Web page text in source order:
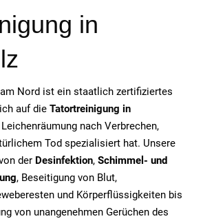
in
Nord ist ein staatlich zertifiziertes
auf die Tatortreinigung in
nach Verbrechen,
Tod spezialisiert hat. Unsere
der Desinfektion, Schimmel- und
, Beseitigung von Blut,
und Körperflüssigkeiten bis
von unangenehmen Gerüchen des